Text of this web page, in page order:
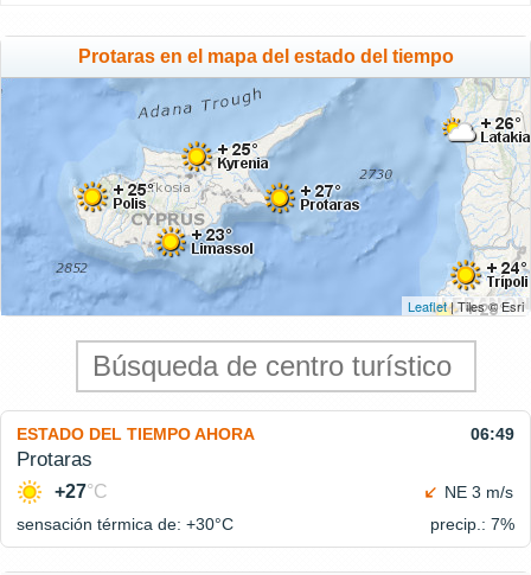
Protaras en el mapa del estado del tiempo
Leaflet| Tiles © Esri
ESTADO DEL TIEMPO AHORA 06:49
Protaras
+27°C
NE 3 m/s
sensación térmica de: +30°C precip.: 7%